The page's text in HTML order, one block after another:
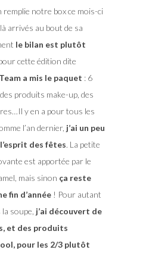
remplie notre box ce mois-ci
arrivés au bout de sa
le bilan est plutôt
cette édition dite
a mis le paquet : 6
produits make-up, des
y en a pour tous les
l’an dernier, j’ai un peu
des fêtes. La petite
est apportée par le
mais sinon ça reste
fin d’année! Pour autant
soupe, j’ai découvert de
et des produits
pour les 2/3 plutôt